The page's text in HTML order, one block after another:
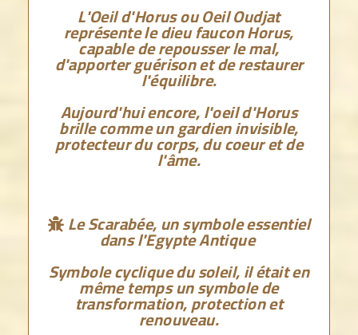
L'Oeil d'Horus ou Oeil Oudjat
représente le dieu faucon Horus,
capable de repousser le mal,
d'apporter guérison et de restaurer
l'équilibre.
Aujourd'hui encore, l'oeil d'Horus
brille comme un gardien invisible,
protecteur du corps, du coeur et de
l'âme.
 Le Scarabée, un symbole essentiel
dans l'Egypte Antique
Symbole cyclique du soleil, il était en
même temps un symbole de
transformation, protection et
renouveau.